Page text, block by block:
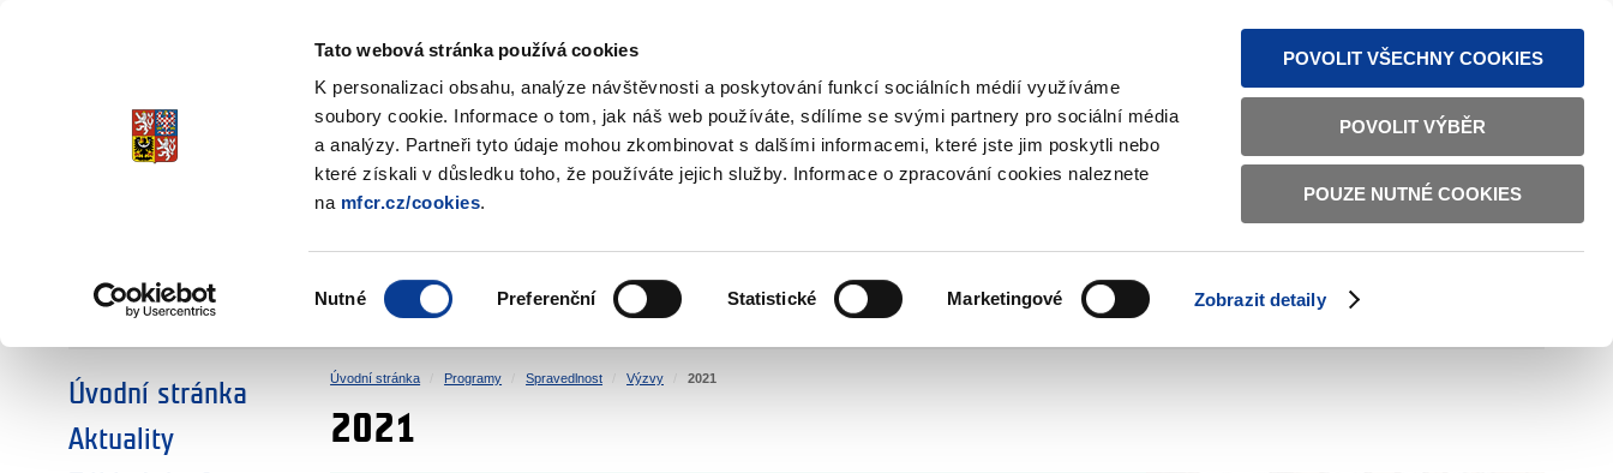
Tato webová stránka používá cookies
K personalizaci obsahu, analýze návštěvnosti a poskytování funkcí sociálních médií využíváme
soubory cookie. Informace o tom, jak náš web používáte, sdílíme se svými partnery pro sociální média
a analýzy. Partneři tyto údaje mohou zkombinovat s dalšími informacemi, které jste jim poskytli nebo
které získali v důsledku toho, že používáte jejich služby. Informace o zpracování cookies naleznete
na mfcr.cz/cookies.
souhlasu
Nutné Preferenční Statistické Marketingové Zobrazit detaily
POVOLIT VŠECHNY COOKIES
POVOLIT VÝBĚR
POUZE NUTNÉ COOKIES
TEXTOVÁ VERZE ČESKY ENGLISH
Fondy EHP a Norska
ZVOLTE SI OBLAST:
SOCIÁLNÍ DIALOG ŽIVOTNÍ PROSTŘEDÍ LIDSKÁ PRÁVA SPRAVEDLNOST VNITŘNÍ VĚCI BILATERÁLNÍ SPOLUPRÁCE
Úvodní stránka
Aktuality
Úvodní stránka Programy Spravedlnost Výzvy 2021
2021